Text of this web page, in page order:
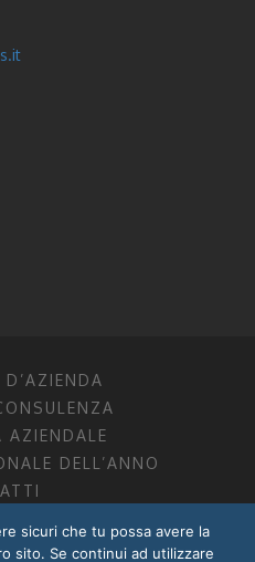
AZIENDALE
DELL’ANNO
TRA PROFESSIONISTI
sicuri che tu possa avere la
sito. Se continui ad utilizzare